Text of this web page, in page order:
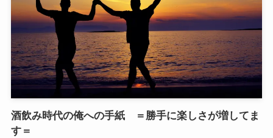
酒飲み時代の俺への手紙 ＝勝手に楽しさが増してま
す＝